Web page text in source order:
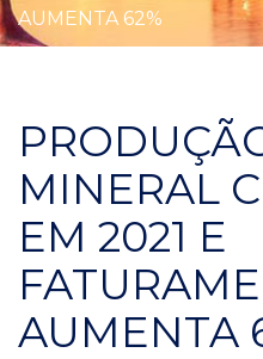
AUMENTA 62%
MINERAL
EM 2021 E
AUMENTA